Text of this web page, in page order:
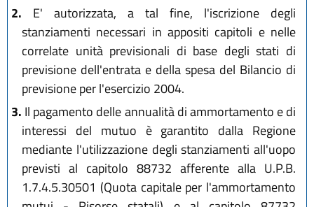
2. E' autorizzata, a tal fine, l'iscrizione degli
stanziamenti necessari in appositi capitoli e nelle
correlate unità previsionali di base degli stati di
previsione dell'entrata e della spesa del Bilancio di
previsione per l'esercizio 2004.
3. Il pagamento delle annualità di ammortamento e di
interessi del mutuo è garantito dalla Regione
mediante l'utilizzazione degli stanziamenti all'uopo
previsti al capitolo 88732 afferente alla U.P.B.
1.7.4.5.30501 (Quota capitale per l'ammortamento